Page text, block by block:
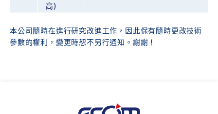
高)
本公司隨時在進行研究改進工作，因此保有隨時更改技術
參數的權利，變更時恕不另行通知。謝謝！